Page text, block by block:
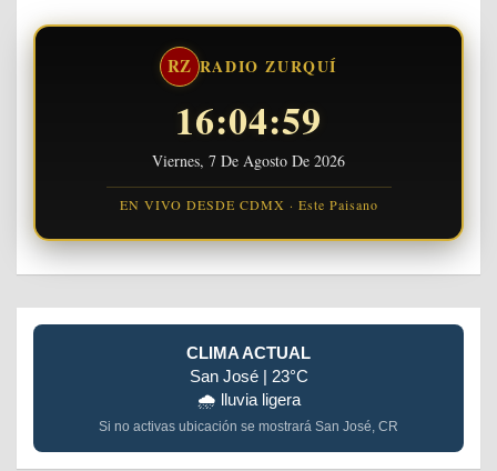
RZ RADIO ZURQUÍ
16:04:59
Viernes, 7 De Agosto De 2026
EN VIVO DESDE CDMX · Este Paisano
CLIMA ACTUAL
San José | 23°C
🌧️ lluvia ligera
Si no activas ubicación se mostrará San José, CR